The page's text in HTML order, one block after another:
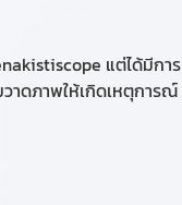
แต่ได้มีการ
ดภาพให้เกิดเหตุการณ์